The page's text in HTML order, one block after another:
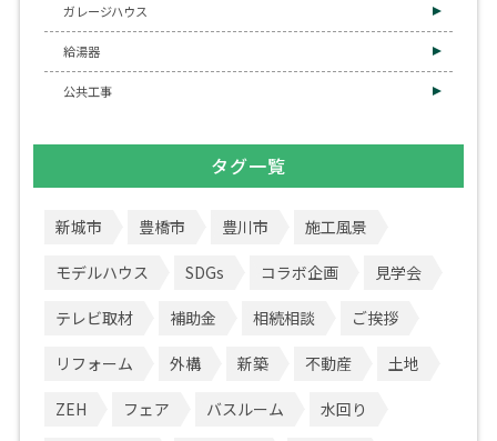
ガレージハウス
給湯器
公共工事
タグ一覧
新城市 豊橋市 豊川市 施工風景
モデルハウス SDGs コラボ企画 見学会
テレビ取材 補助金 相続相談 ご挨拶
リフォーム 外構 新築 不動産 土地
ZEH フェア バスルーム 水回り